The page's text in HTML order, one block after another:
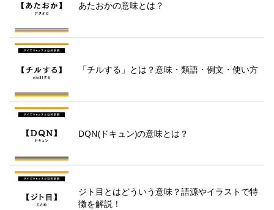
あたおかの意味とは？
「チルする」とは？意味・類語・例文・使い方
DQN(ドキュン)の意味とは？
ジト目とはどういう意味？語源やイラストで特
徴を解説！